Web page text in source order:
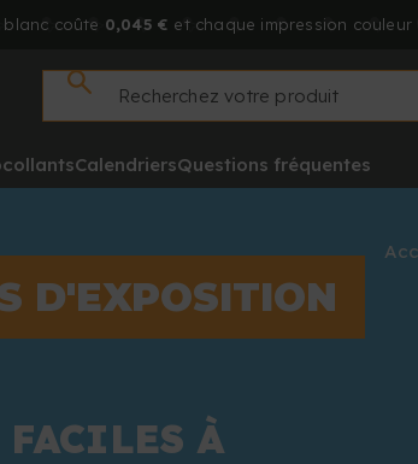
coûte 0,045 € et chaque impression couleur
CalendriersQuestions fréquentes
D'EXPOSITION
À